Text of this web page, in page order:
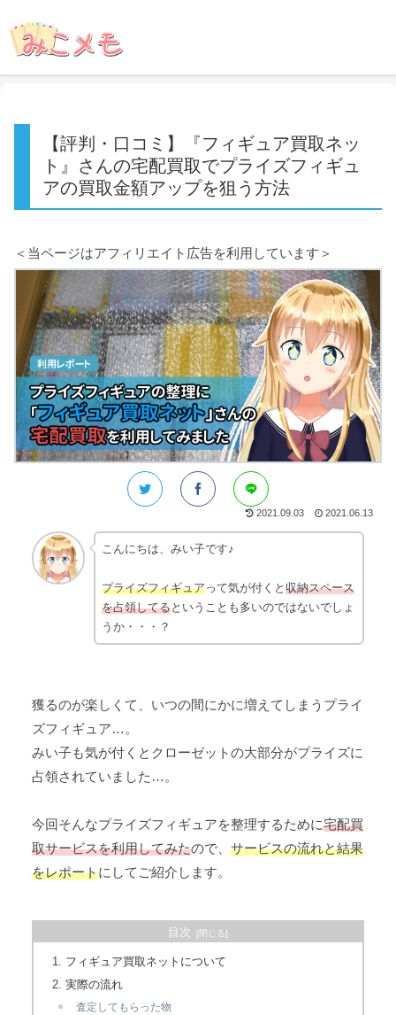
【評判・口コミ】『フィギュア買取ネッ
ト』さんの宅配買取でプライズフィギュ
アの買取金額アップを狙う方法
＜当ページはアフィリエイト広告を利用しています＞
2021.09.03 2021.06.13
こんにちは、みい子です♪
プライズフィギュアって気が付くと収納スペース
を占領してるということも多いのではないでしょ
うか・・・？
獲るのが楽しくて、いつの間にかに増えてしまうプライ
ズフィギュア…。
みい子も気が付くとクローゼットの大部分がプライズに
占領されていました…。
今回そんなプライズフィギュアを整理するために宅配買
取サービスを利用してみたので、 サービスの流れと結果
をレポートにしてご紹介します。
目次
フィギュア買取ネットについて
実際の流れ
査定してもらった物